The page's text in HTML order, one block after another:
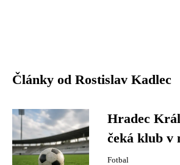
Články od Rostislav Kadlec
Hradec
čeká klub v
Fotbal